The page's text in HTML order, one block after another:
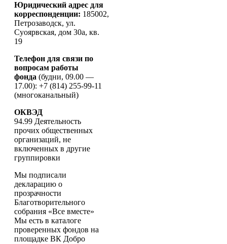
Юридический адрес для
корреспонденции: 185002,
Петрозаводск, ул.
Суоярвская, дом 30а, кв.
19
Телефон для связи по
вопросам работы
фонда (будни, 09.00 —
17.00): +7 (814) 255-99-11
(многоканальный)
ОКВЭД
94.99 Деятельность
прочих общественных
организаций, не
включенных в другие
группировки
Мы подписали
декларацию о
прозрачности
Благотворительного
собрания «Все вместе»
Мы есть в каталоге
проверенных фондов на
площадке ВК Добро